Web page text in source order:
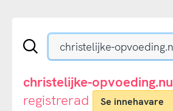
Sök
eller
domän
christelijke-opvoeding.nu
registrerad
Se innehavare